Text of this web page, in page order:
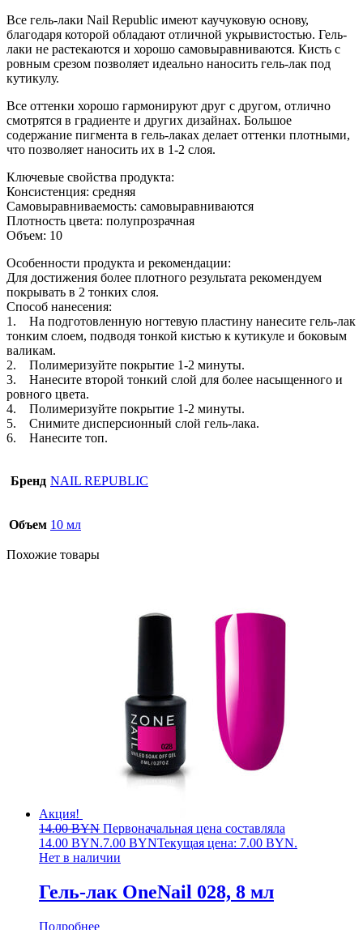
Все гель-лаки Nail Republic имеют каучуковую основу,
благодаря которой обладают отличной укрывистостью. Гель-
лаки не растекаются и хорошо самовыравниваются. Кисть с
ровным срезом позволяет идеально наносить гель-лак под
кутикулу.
Все оттенки хорошо гармонируют друг с другом, отлично
смотрятся в градиенте и других дизайнах. Большое
содержание пигмента в гель-лаках делает оттенки плотными,
что позволяет наносить их в 1-2 слоя.
Ключевые свойства продукта:
Консистенция: средняя
Самовыравниваемость: самовыравниваются
Плотность цвета: полупрозрачная
Объем: 10
Особенности продукта и рекомендации:
Для достижения более плотного результата рекомендуем
покрывать в 2 тонких слоя.
Способ нанесения:
1. На подготовленную ногтевую пластину нанесите гель-лак
тонким слоем, подводя тонкой кистью к кутикуле и боковым
валикам.
2. Полимеризуйте покрытие 1-2 минуты.
3. Нанесите второй тонкий слой для более насыщенного и
ровного цвета.
4. Полимеризуйте покрытие 1-2 минуты.
5. Снимите дисперсионный слой гель-лака.
6. Нанесите топ.
Бренд NAIL REPUBLIC
Объем 10 мл
Похожие товары
Акция!
14.00BYN Первоначальная цена составляла
14.00 BYN.7.00 BYNТекущая цена: 7.00 BYN.
Нет в наличии
Гель-лак OneNail 028, 8 мл
Подробнее